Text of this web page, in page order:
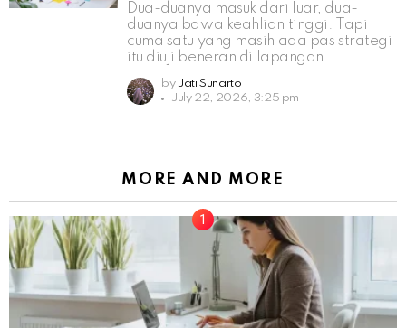
Dua-duanya masuk dari luar, dua-
duanya bawa keahlian tinggi. Tapi
cuma satu yang masih ada pas strategi
itu diuji beneran di lapangan.
by Jati Sunarto
July 22, 2026, 3:25 pm
MORE AND MORE